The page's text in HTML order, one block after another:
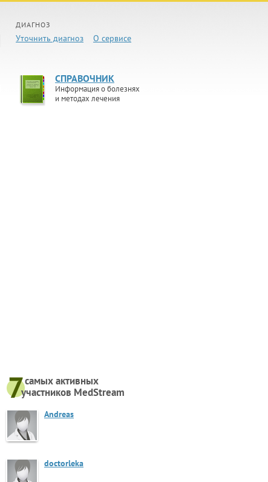
ДИАГНОЗ
Уточнить диагноз О сервисе
СПРАВОЧНИК
Информация о болезнях
и методах лечения
самых активныx
участников MedStream
Andreas
doctorleka